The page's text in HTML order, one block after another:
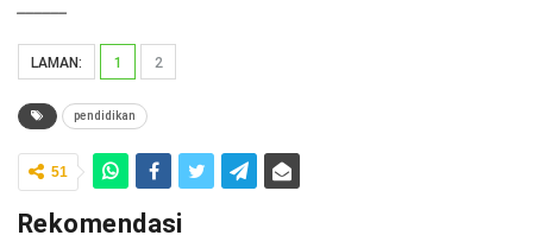
LAMAN: 1 2
pendidikan
51
Rekomendasi